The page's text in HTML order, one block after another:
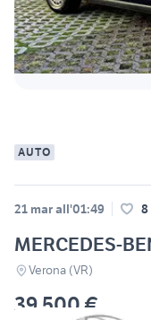
AUTO
21 mar all'01:49 8
MERCEDES-
Verona (VR)
39.500 €